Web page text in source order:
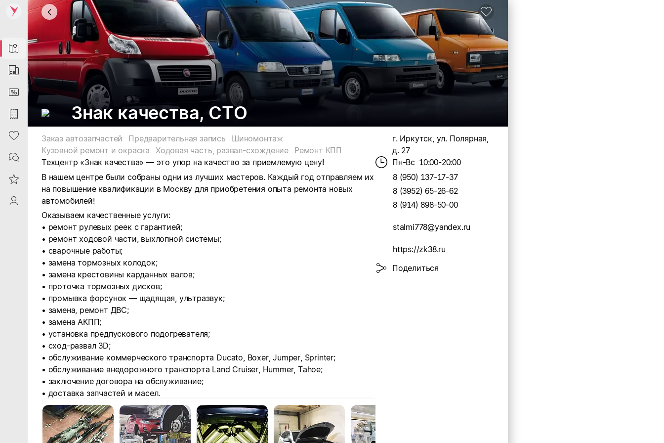
Map
News
DiscountCard
Purchases
Heart
Contacts
Reviews
ProfileSaby
Знак качества, СТО
Заказ автозапчастей Предварительная запись
Шиномонтаж
Кузовной ремонт и окраска
Ходовая часть, развал-схождение
Ремонт КПП
Техцентр «Знак качества» — это упор на качество за приемлемую цену!
В нашем центре были собраны одни из лучших мастеров. Каждый год отправляем их
на повышение квалификации в Москву для приобретения опыта ремонта новых
автомобилей!
Оказываем качественные услуги:
• ремонт рулевых реек с гарантией;
• ремонт ходовой части, выхлопной системы;
• сварочные работы;
• замена тормозных колодок;
• замена крестовины карданных валов;
• проточка тормозных дисков;
• промывка форсунок — щадящая, ультразвук;
• замена, ремонт ДВС;
• замена АКПП;
• установка предпускового подогревателя;
• сход-развал 3D;
• обслуживание коммерческого транспорта Duсato, Boxer, Jumper, Sprinter;
• обслуживание внедорожного транспорта Land Cruiser, Hummer, Tahoe;
• заключение договора на обслуживание;
• доставка запчастей и масел.
г. Иркутск, ул. Полярная,
д. 27
Пн-Вс 10:00-20:00
8 (950) 137-17-37
8 (3952) 65-26-62
8 (914) 898-50-00
stalmi778@yandex.ru
https://zk38.ru
Поделиться